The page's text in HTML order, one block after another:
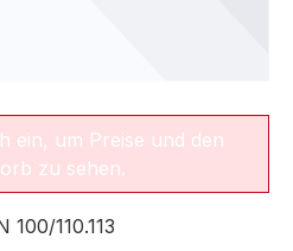
ein, um Preise und den
zu sehen.
100/110.113